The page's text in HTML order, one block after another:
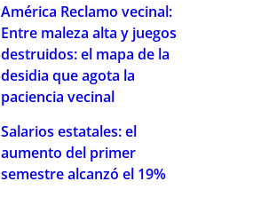
América Reclamo vecinal:
Entre maleza alta y juegos
destruidos: el mapa de la
desidia que agota la
paciencia vecinal
Salarios estatales: el
aumento del primer
semestre alcanzó el 19%